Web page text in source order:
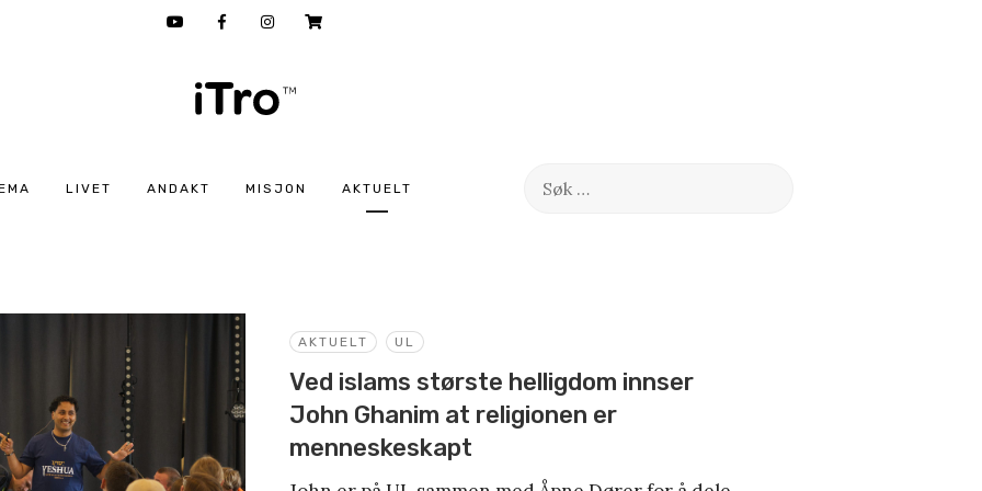
LIVET ANDAKT MISJON AKTUELT
Søk
AKTUELT UL
Ved islams største helligdom innser
John Ghanim at religionen er
menneskeskapt